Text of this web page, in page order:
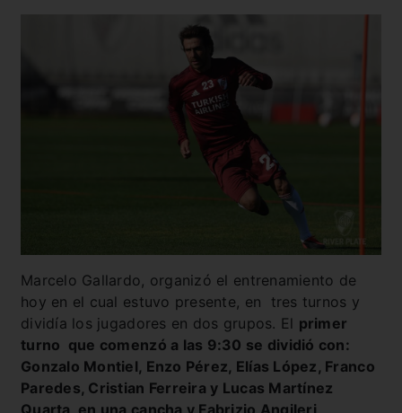
Marcelo Gallardo, organizó el entrenamiento de
hoy en el cual estuvo presente, en tres turnos y
dividía los jugadores en dos grupos. El primer
turno que comenzó a las 9:30 se dividió con:
Gonzalo Montiel, Enzo Pérez, Elías López, Franco
Paredes, Cristian Ferreira y Lucas Martínez